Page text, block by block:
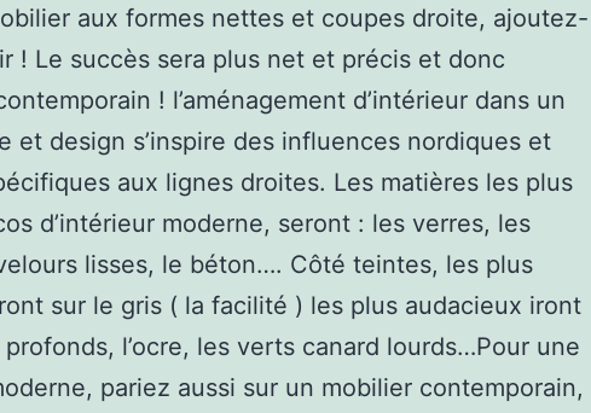
aux formes nettes et coupes droite, ajoutez-
! Le succès sera plus net et précis et donc
! l’aménagement d’intérieur dans un
et design s’inspire des influences nordiques et
aux lignes droites. Les matières les plus
d’intérieur moderne, seront : les verres, les
lisses, le béton…. Côté teintes, les plus
sur le gris ( la facilité ) les plus audacieux iront
l’ocre, les verts canard lourds…Pour une
pariez aussi sur un mobilier contemporain,